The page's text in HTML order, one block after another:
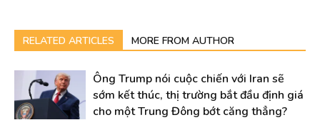
RELATED ARTICLES MORE FROM AUTHOR
Ông Trump nói cuộc chiến với Iran sẽ
sớm kết thúc, thị trường bắt đầu định giá
cho một Trung Đông bớt căng thẳng?